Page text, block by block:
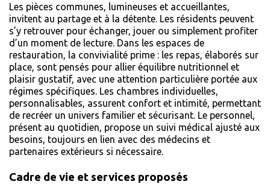
Les pièces communes, lumineuses et accueillantes,
invitent au partage et à la détente. Les résidents peuvent
s’y retrouver pour échanger, jouer ou simplement profiter
d’un moment de lecture. Dans les espaces de
restauration, la convivialité prime : les repas, élaborés sur
place, sont pensés pour allier équilibre nutritionnel et
plaisir gustatif, avec une attention particulière portée aux
régimes spécifiques. Les chambres individuelles,
personnalisables, assurent confort et intimité, permettant
de recréer un univers familier et sécurisant. Le personnel,
présent au quotidien, propose un suivi médical ajusté aux
besoins, toujours en lien avec des médecins et
partenaires extérieurs si nécessaire.
Cadre de vie et services proposés